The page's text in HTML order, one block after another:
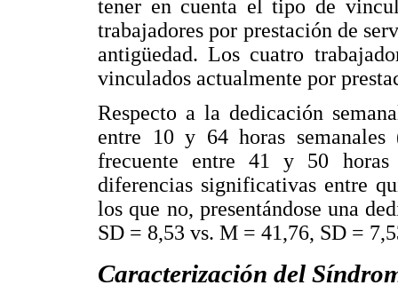
tener en cuenta el tipo de
trabajadores por prestación de
antigüedad. Los cuatro
vinculados actualmente por
Respecto a la dedicación
entre 10 y 64 horas
frecuente entre 41 y 50 horas
diferencias significativas entre
los que no, presentándose una
SD = 8,53 vs. M = 41,76, SD =
Caracterización del